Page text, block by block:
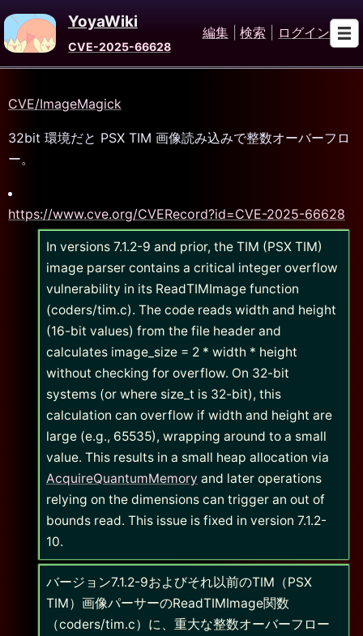
YoyaWiki
CVE-2025-66628
編集 検索 ログイン
CVE/ImageMagick
32bit 環境だと PSX TIM 画像読み込みで整数オーバーフロ
ー。
https://www.cve.org/CVERecord?id=CVE-2025-66628
In versions 7.1.2-9 and prior, the TIM (PSX TIM)
image parser contains a critical integer overflow
vulnerability in its ReadTIMImage function
(coders/tim.c). The code reads width and height
(16-bit values) from the file header and
calculates image_size = 2 * width * height
without checking for overflow. On 32-bit
systems (or where size_t is 32-bit), this
calculation can overflow if width and height are
large (e.g., 65535), wrapping around to a small
value. This results in a small heap allocation via
AcquireQuantumMemory and later operations
relying on the dimensions can trigger an out of
bounds read. This issue is fixed in version 7.1.2-
10.
バージョン7.1.2-9およびそれ以前のTIM（PSX
TIM）画像パーサーのReadTIMImage関数
（coders/tim.c）に、重大な整数オーバーフロー